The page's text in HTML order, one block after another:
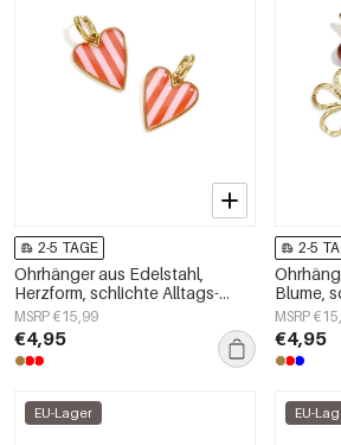
2-5 TAGE
Ohrhänger aus Edelstahl,
Herzform, schlichte Alltags-
Serie, Damenschmuck
MSRP €15,99
€4,95
2-5
Blume,
MSRP
€4,95
EU-Lager EU-